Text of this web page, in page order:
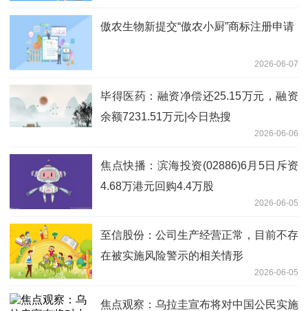
傲农生物新提交“傲农小厨”商标注册申请
2026-06-07
毕得医药：融资净偿还25.15万元，融资
余额7231.51万元|今日热搜
2026-06-06
焦点快播：滨海投资(02886)6月5日斥资
4.68万港元回购4.4万股
2026-06-05
至信股份：公司生产经营正常，目前不存
在被实施风险警示的相关情形
2026-06-05
焦点观察：乌拉圭宣布将对中国公民实施